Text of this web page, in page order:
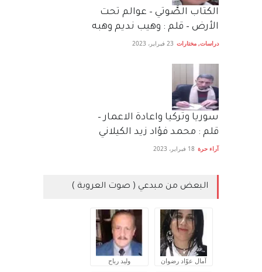
الكتاب الصَّوتي – عوالم تحت
الأرض – قلم : وهيب نديم وهبه
دراسات, مختارات 23 فبراير، 2023
سوريا وتركيا واعادة الاعمار –
قلم : محمد فؤاد زيد الكيلاني
آراء حرة 18 فبراير، 2023
البعض من مبدعي ( صوت العروبة )
آمال عوّاد رضوان وليد رباح